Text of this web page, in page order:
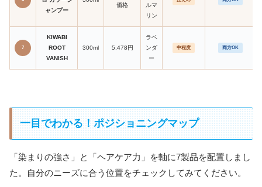
ャンプー
価格
ルマ
リン
7
KIWABI
ROOT
VANISH
300ml 5,478円
ラベ
ンダ
ー
中程度 両方OK
一目でわかる！ポジショニングマップ
「染まりの強さ」と「ヘアケア力」を軸に7製品を配置しまし
た。自分のニーズに合う位置をチェックしてみてください。